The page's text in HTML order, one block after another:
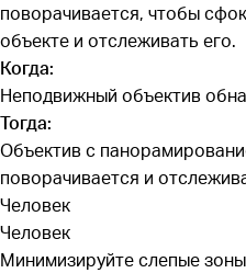
поворачивается, чтобы
объекте и отслеживать его.
Когда:
Неподвижный объектив
Тогда:
Объектив с
поворачивается и
Человек
Человек
Минимизируйте слепые